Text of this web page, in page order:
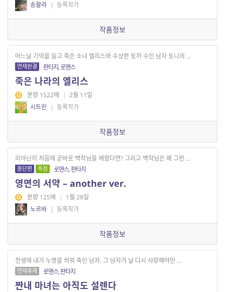
송할라 | 등록작가
작품정보
어느날 기억을 잃고 죽은 소녀 엘리스와 수상한 토끼 수인 남자 토니의 ...
연재완결 판타지, 로맨스
죽은 나라의 엘리스
분량 1522매 | 2월 11일
시트린
| 등록작가
작품정보
리아닌이 처음에 곧바로 백작님을 깨웠다면? 그리고 백작님은 왜 그런 ...
중단편 독점 로맨스, 판타지
영면의 서약 – another ver.
분량 125매 | 1월 28일
노르바 | 등록작가
작품정보
전생에 내가 누명을 씌워 죽인 남자. 그 남자가 날 다시 사랑해야만 ...
연재휴재 로맨스, 판타지
짠내 마녀는 아직도 설렌다